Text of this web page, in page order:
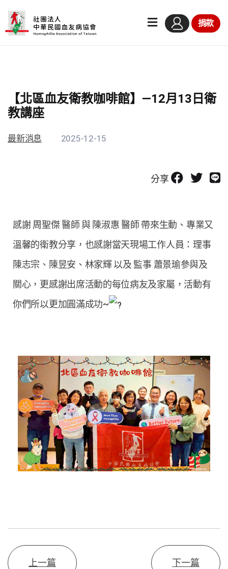
捐款
【北區血友衛教咖啡館】—12月13日衛
教講座
最新消息 2025-12-15
分享
感謝 周聖傑 醫師 與 陳淑惠 醫師 帶來生動、專業又
溫馨的衛教分享，也感謝當天現場工作人員：理事
陳志宗、陳昱安、林家輝 以及 監事 蕭景瑜參與及
關心，更感謝出席活動的每位病友及家屬，活動有
你們所以更加圓滿成功~
上一篇 下一篇